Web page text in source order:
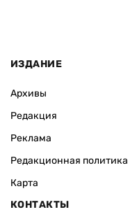
ИЗДАНИЕ
Архивы
Редакция
Реклама
Редакционная политика
Карта
КОНТАКТЫ